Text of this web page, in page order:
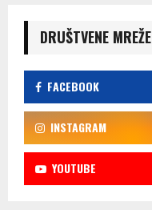
DRUŠTVENE MREŽE
FACEBOOK
INSTAGRAM
YOUTUBE